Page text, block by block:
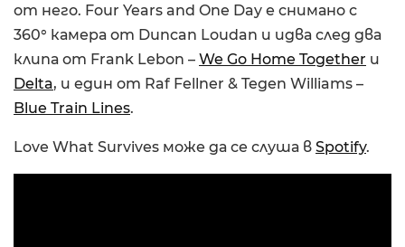
от него. Four Years and One Day е сниманo с
360° камера от Duncan Loudan и идва след два
клипа от Frank Lebon – We Go Home Together и
Delta, и един от Raf Fellner & Tegen Williams –
Blue Train Lines.
Love What Survives може да се слуша в Spotify.